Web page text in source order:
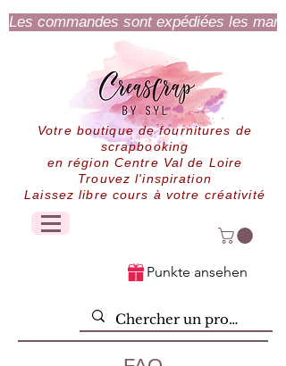
Les commandes sont expédiées les
Votre boutique de fournitures de
scrapbooking
en région Centre Val de Loire
Trouvez l'inspiration
Laissez libre cours à votre créativité
Punkte ansehen